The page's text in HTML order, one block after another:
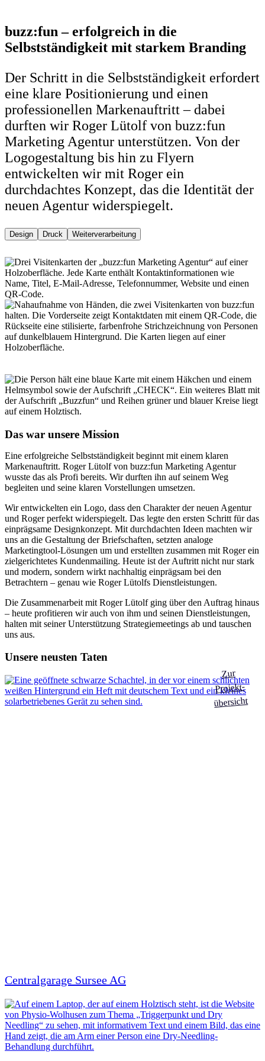
buzz:fun – erfolgreich in die
Selbstständigkeit mit starkem Branding
Der Schritt in die Selbstständigkeit erfordert
eine klare Positionierung und einen
professionellen Markenauftritt – dabei
durften wir Roger Lütolf von buzz:fun
Marketing Agentur unterstützen. Von der
Logogestaltung bis hin zu Flyern
entwickelten wir mit Roger ein
durchdachtes Konzept, das die Identität der
neuen Agentur widerspiegelt.
Design Druck Weiterverarbeitung
Das war unsere Mission
Eine erfolgreiche Selbstständigkeit beginnt mit einem klaren
Markenauftritt. Roger Lütolf von buzz:fun Marketing Agentur
wusste das als Profi bereits. Wir durften ihn auf seinem Weg
begleiten und seine klaren Vorstellungen umsetzen.
Wir entwickelten ein Logo, dass den Charakter der neuen Agentur
und Roger perfekt widerspiegelt. Das legte den ersten Schritt für das
einprägsame Designkonzept. Mit durchdachten Ideen machten wir
uns an die Gestaltung der Briefschaften, setzten analoge
Marketingtool-Lösungen um und erstellten zusammen mit Roger ein
zielgerichtetes Kundenmailing. Heute ist der Auftritt nicht nur stark
und modern, sondern wirkt nachhaltig einprägsam bei den
Betrachtern – genau wie Roger Lütolfs Dienstleistungen.
Die Zusammenarbeit mit Roger Lütolf ging über den Auftrag hinaus
– heute profitieren wir auch von ihm und seinen Dienstleistungen,
halten mit seiner Unterstützung Strategiemeetings ab und tauschen
uns aus.
Unsere neusten Taten
Zur
Projekt-
übersicht
Centralgarage Sursee AG